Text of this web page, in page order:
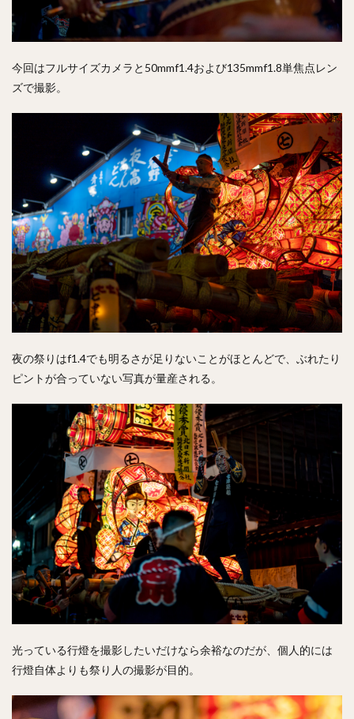
今回はフルサイズカメラと50mmf1.4および135mmf1.8単焦点レン
ズで撮影。
夜の祭りはf1.4でも明るさが足りないことがほとんどで、ぶれたり
ピントが合っていない写真が量産される。
光っている行燈を撮影したいだけなら余裕なのだが、個人的には
行燈自体よりも祭り人の撮影が目的。